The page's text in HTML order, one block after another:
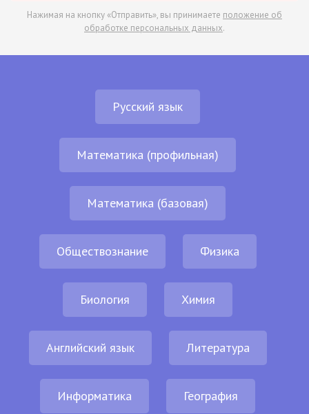
Нажимая на кнопку «Отправить», вы принимаете положение об
обработке персональных данных.
Русский язык
Математика (профильная)
Математика (базовая)
Обществознание Физика
Биология Химия
Английский язык Литература
Информатика География